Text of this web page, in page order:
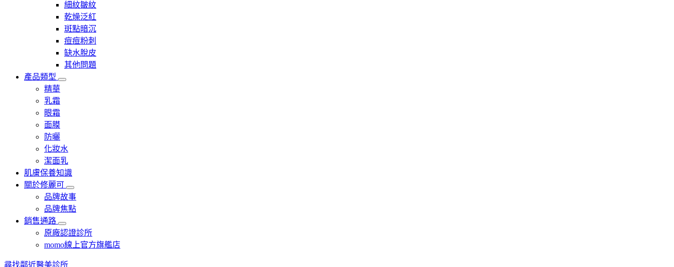
細紋皺紋
乾燥泛紅
斑點暗沉
痘痘粉刺
缺水脫皮
其他問題
產品類型
精華
乳霜
眼霜
面膜
防曬
化妝水
潔面乳
肌膚保養知識
關於修麗可
品牌故事
品牌焦點
銷售通路
原廠認證診所
momo線上官方旗艦店​
尋找鄰近醫美診所